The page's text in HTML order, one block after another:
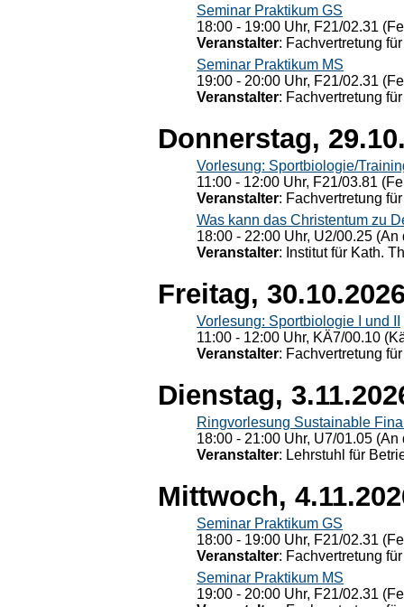
Seminar Praktikum GS
18:00 - 19:00 Uhr, F21/02.31
Veranstalter: Fachvertretung
Seminar Praktikum MS
19:00 - 20:00 Uhr, F21/02.31
Veranstalter: Fachvertretung
Donnerstag,
Vorlesung: Sportbiologie/
11:00 - 12:00 Uhr, F21/03.81
Veranstalter: Fachvertretung
Was kann das Christentum zu
18:00 - 22:00 Uhr, U2/00.25
Veranstalter: Institut für Kath.
Freitag,
Vorlesung: Sportbiologie I und II
11:00 - 12:00 Uhr, KÄ7/00.10
Veranstalter: Fachvertretung
Dienstag,
Ringvorlesung Sustainable
18:00 - 21:00 Uhr, U7/01.05
Veranstalter: Lehrstuhl für
Mittwoch,
Seminar Praktikum GS
18:00 - 19:00 Uhr, F21/02.31
Veranstalter: Fachvertretung
Seminar Praktikum MS
19:00 - 20:00 Uhr, F21/02.31